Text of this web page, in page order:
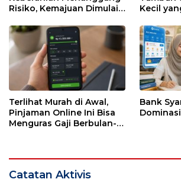
Risiko, Kemajuan Dimulai
Kecil
Terlihat Murah di Awal,
Pinjaman Online Ini Bisa
Menguras Gaji Berbulan-
Bank
Catatan Aktivis